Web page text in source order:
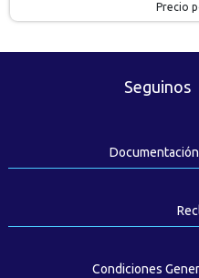
Precio
Seguinos
Condiciones